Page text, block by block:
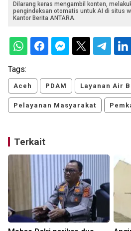
Dilarang keras mengambil konten,
pengindeksan otomatis untuk AI di situs
Kantor Berita ANTARA.
Tags:
Aceh PDAM Layanan Air
Pelayanan Masyarakat
Terkait